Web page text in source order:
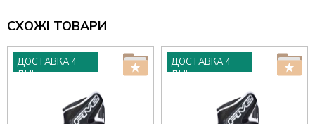
СХОЖІ ТОВАРИ
ДОСТАВКА 4
ДНІ
ДОСТАВКА 4
ДНІ